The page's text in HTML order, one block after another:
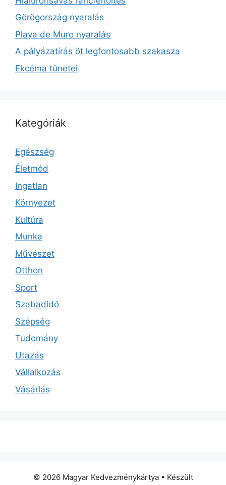
Görögország nyaralás
Playa de Muro nyaralás
A pályázatírás öt legfontosabb szakasza
Ekcéma tünetei
Kategóriák
Egészség
Életmód
Ingatlan
Környezet
Kultúra
Munka
Művészet
Otthon
Sport
Szabadidő
Szépség
Tudomány
Utazás
Vállalkozás
Vásárlás
© 2026 Magyar Kedvezménykártya• Készült